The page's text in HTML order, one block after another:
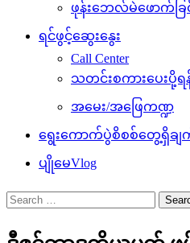
ဖုန်းဘေလ်မဲဖောက်ခြ
ရင်ဖွင့်ဆွေးနွေး
Call Center
သတင်းစကားပေးပို့ရ
အမေး/အဖြေကဏ္ဍ
ရွေးကောက်ပွဲစိစစ်တွေ့ရှိချက်
ပျိုမေVlog
Search
for: